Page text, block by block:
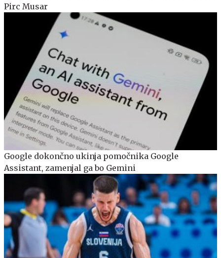
Pirc Musar
Google dokončno ukinja pomočnika Google
Assistant, zamenjal ga bo Gemini